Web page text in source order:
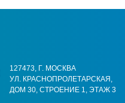
127473, Г. МОСКВА
УЛ. КРАСНОПРОЛЕТАРСКАЯ,
ДОМ 30, СТРОЕНИЕ 1, ЭТАЖ 3